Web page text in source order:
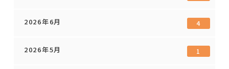
2026年6月 4
2026年5月 1